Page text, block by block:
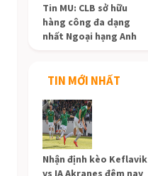
Tin MU: CLB sở hữu
hàng công đa dạng
nhất Ngoại hạng Anh
TIN MỚI NHẤT
Nhận định kèo Keflavik
vs IA Akranes đêm nay